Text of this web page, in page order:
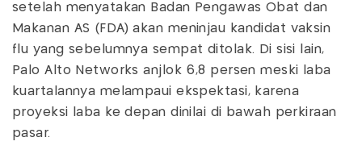
setelah menyatakan Badan Pengawas Obat dan
Makanan AS (FDA) akan meninjau kandidat vaksin
flu yang sebelumnya sempat ditolak. Di sisi lain,
Palo Alto Networks anjlok 6,8 persen meski laba
kuartalannya melampaui ekspektasi, karena
proyeksi laba ke depan dinilai di bawah perkiraan
pasar.